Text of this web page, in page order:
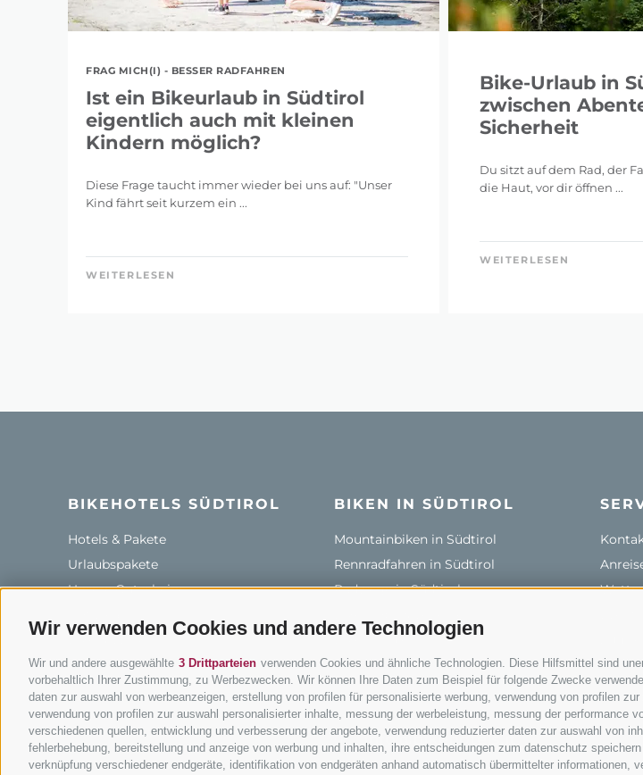
Wir verwenden Cookies und andere Technologien
Wir und andere ausgewählte 3 Drittparteien verwenden Cookies und ähnliche Technologien. Diese Hilfsmittel sind
vorbehaltlich Ihrer Zustimmung, zu Werbezwecken. Wir können Ihre Daten zum Beispiel für folgende Zwecke
daten zur auswahl von werbeanzeigen, erstellung von profilen für personalisierte werbung, verwendung von profilen
verwendung von profilen zur auswahl personalisierter inhalte, messung der werbeleistung, messung der
verschiedenen quellen, entwicklung und verbesserung der angebote, verwendung reduzierter daten zur auswahl von
fehlerbehebung, bereitstellung und anzeige von werbung und inhalten, ihre entscheidungen zum datenschutz
verknüpfung verschiedener endgeräte, identifikation von endgeräten anhand automatisch übermittelter informationen,
FRAG MICH(I) - BESSER RADFAHREN
Ist ein Bikeurlaub in Südtirol
eigentlich auch mit kleinen
Kindern möglich?
Diese Frage taucht immer wieder bei uns auf: "Unser
Kind fährt seit kurzem ein ...
WEITERLESEN
Bike-Urlaub in
zwischen
Sicherheit
Du sitzt auf dem Rad, der
die Haut, vor dir öffnen ...
WEITERLESEN
BIKEHOTELS SÜDTIROL
Hotels & Pakete
Urlaubspakete
Unsere Gutscheine
Bike & Work
BIKEN IN SÜDTIROL
Mountainbiken in Südtirol
Rennradfahren in Südtirol
Radwege in Südtirol
Bike-Schulen
Tourenzentrale
info@bikehotels.it